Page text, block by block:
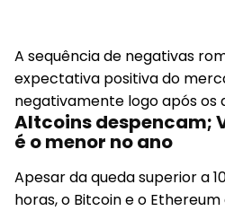
A sequência de negativas
expectativa positiva do
negativamente logo após os
Altcoins despencam;
é o menor no ano
Apesar da queda superior a
horas, o Bitcoin e o